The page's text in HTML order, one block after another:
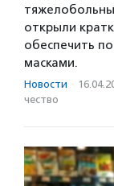
открыли
обеспечить
масками.
Новости ·
чест­во